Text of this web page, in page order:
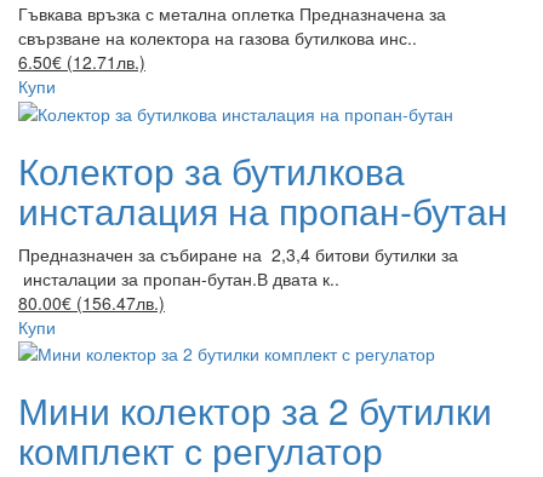
Гъвкава връзка с метална оплетка Предназначена за
свързване на колектора на газова бутилкова инс..
6.50€ (12.71лв.)
Купи
Колектор за бутилкова
инсталация на пропан-бутан
Предназначен за събиране на 2,3,4 битови бутилки за
инсталации за пропан-бутан.В двата к..
80.00€ (156.47лв.)
Купи
Мини колектор за 2 бутилки
комплект с регулатор